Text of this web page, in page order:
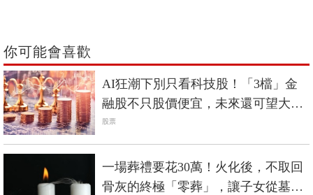
你可能會喜歡
AI狂潮下別只看科技股！「3檔」金
融股不只股價便宜，未來還可望大暴
漲？
股票
一場葬禮要花30萬！火化後，不取回
骨灰的終極「零葬」，讓子女從墓地